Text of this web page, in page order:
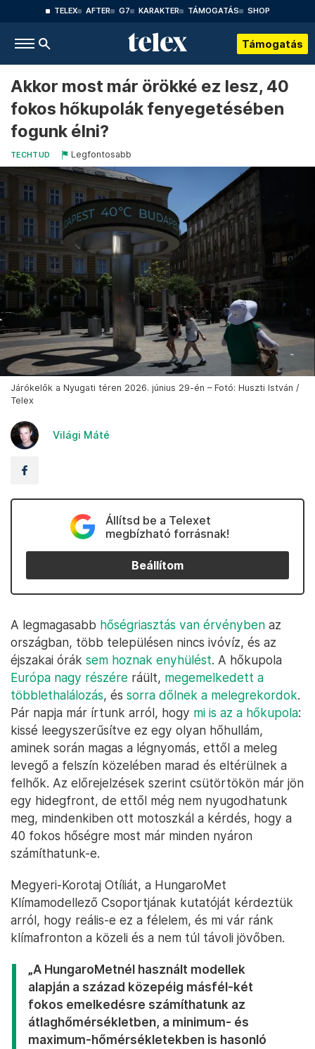
TELEX AFTER G7 KARAKTER TÁMOGATÁS SHOP
Támogatás
Akkor most már örökké ez lesz, 40
fokos hőkupolák fenyegetésében
fogunk élni?
TECHTUD Legfontosabb
Járókelők a Nyugati téren 2026. június 29-én – Fotó: Huszti István /
Telex
Világi Máté
Állítsd be a Telexet
megbízható forrásnak!
Beállítom
A legmagasabb hőségriasztás van érvényben az
országban, több településen nincs ivóvíz, és az
éjszakai órák sem hoznak enyhülést. A hőkupola
Európa nagy részére ráült, megemelkedett a
többlethalálozás, és sorra dőlnek a melegrekordok.
Pár napja már írtunk arról, hogy mi is az a hőkupola:
kissé leegyszerűsítve ez egy olyan hőhullám,
aminek során magas a légnyomás, ettől a meleg
levegő a felszín közelében marad és eltérülnek a
felhők. Az előrejelzések szerint csütörtökön már jön
egy hidegfront, de ettől még nem nyugodhatunk
meg, mindenkiben ott motoszkál a kérdés, hogy a
40 fokos hőségre most már minden nyáron
számíthatunk-e.
Megyeri-Korotaj Otíliát, a HungaroMet
Klímamodellező Csoportjának kutatóját kérdeztük
arról, hogy reális-e ez a félelem, és mi vár ránk
klímafronton a közeli és a nem túl távoli jövőben.
„A HungaroMetnél használt modellek
alapján a század közepéig másfél-két
fokos emelkedésre számíthatunk az
átlaghőmérsékletben, a minimum- és
maximum-hőmérsékletekben is hasonló